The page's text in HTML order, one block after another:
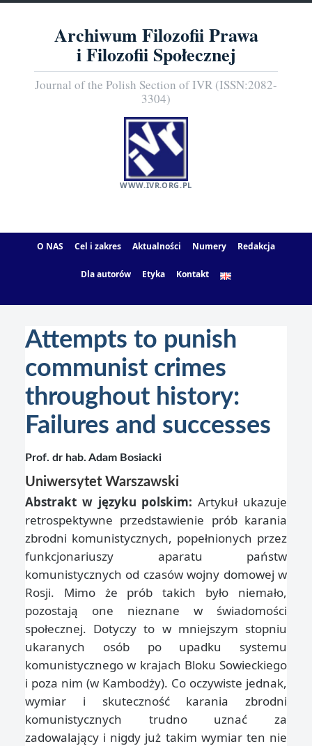
Archiwum Filozofii Prawa
i Filozofii Społecznej
Journal of the Polish Section of IVR (ISSN:2082-
3304)
WWW.IVR.ORG.PL
O NAS Cel i zakres Aktualności Numery Redakcja
Dla autorów Etyka Kontakt
Attempts to punish
communist crimes
throughout history:
Failures and successes
Prof. dr hab. Adam Bosiacki
Uniwersytet Warszawski
Abstrakt w języku polskim:Artykuł ukazuje
retrospektywne przedstawienie prób karania
zbrodni komunistycznych, popełnionych przez
funkcjonariuszy aparatu państw
komunistycznych od czasów wojny domowej w
Rosji. Mimo że prób takich było niemało,
pozostają one nieznane w świadomości
społecznej. Dotyczy to w mniejszym stopniu
ukaranych osób po upadku systemu
komunistycznego w krajach Bloku Sowieckiego
i poza nim (w Kambodży). Co oczywiste jednak,
wymiar i skuteczność karania zbrodni
komunistycznych trudno uznać za
zadowalający i nigdy już takim wymiar ten nie